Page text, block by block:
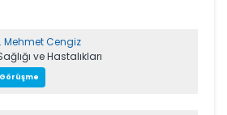
Mehmet Cengiz
ve Hastalıkları